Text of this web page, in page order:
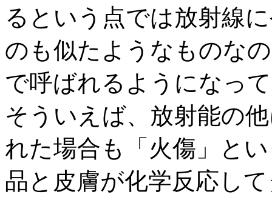
るという点では放射線
のも似たようなものな
で呼ばれるようになっ
そういえば、放射能の
れた場合も「火傷」と
品と皮膚が化学反応し